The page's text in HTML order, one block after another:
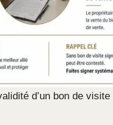
d’un bon de